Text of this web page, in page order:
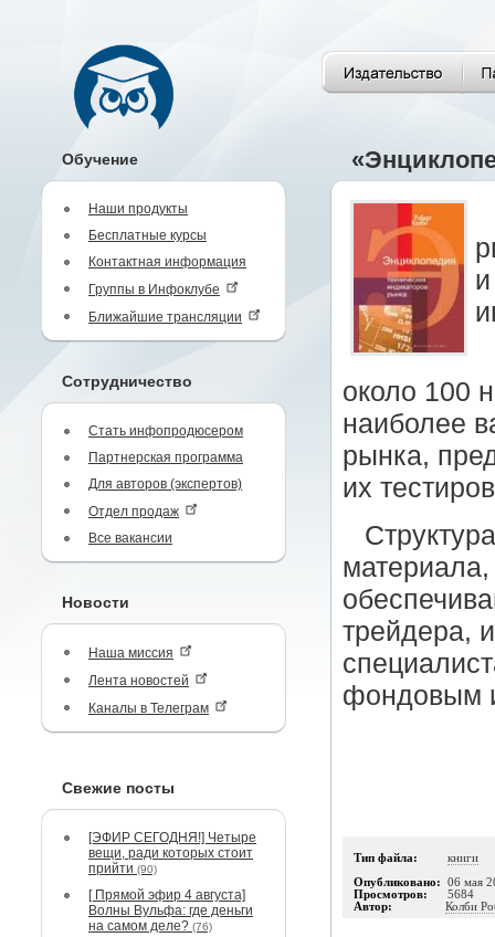
Обучение
Наши продукты
Бесплатные курсы
Контактная информация
Группы в Инфоклубе
Ближайшие трансляции
Сотрудничество
Стать инфопродюсером
Партнерская программа
Для авторов (экспертов)
Отдел продаж
Все вакансии
Новости
Наша миссия
Лента новостей
Каналы в Телеграм
Свежие посты
[ЭФИР СЕГОДНЯ!] Четыре
вещи, ради которых стоит
прийти (90)
[ Прямой эфир 4 августа]
Волны Вульфа: где деньги
на самом деле? (76)
около 100
наиболее
рынка,
их
трейдера,
фондовым
Тип файла: книги
Опубликовано: 06 мая
Просмотров: 5684
Автор: Колби